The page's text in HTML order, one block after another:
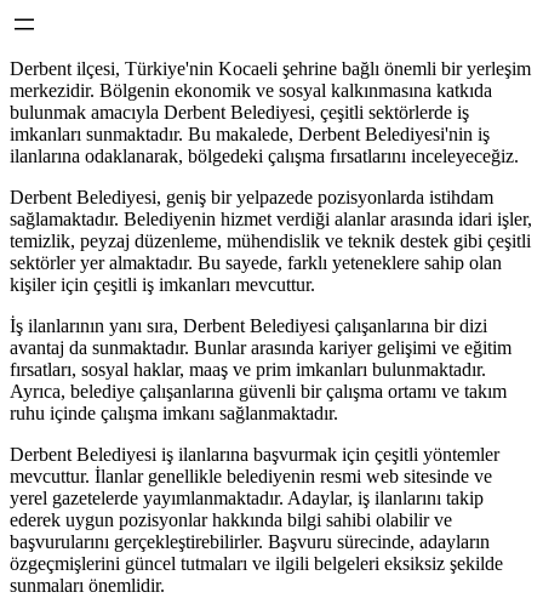
Derbent ilçesi, Türkiye'nin Kocaeli şehrine bağlı önemli bir yerleşim
merkezidir. Bölgenin ekonomik ve sosyal kalkınmasına katkıda
bulunmak amacıyla Derbent Belediyesi, çeşitli sektörlerde iş
imkanları sunmaktadır. Bu makalede, Derbent Belediyesi'nin iş
ilanlarına odaklanarak, bölgedeki çalışma fırsatlarını inceleyeceğiz.
Derbent Belediyesi, geniş bir yelpazede pozisyonlarda istihdam
sağlamaktadır. Belediyenin hizmet verdiği alanlar arasında idari işler,
temizlik, peyzaj düzenleme, mühendislik ve teknik destek gibi çeşitli
sektörler yer almaktadır. Bu sayede, farklı yeteneklere sahip olan
kişiler için çeşitli iş imkanları mevcuttur.
İş ilanlarının yanı sıra, Derbent Belediyesi çalışanlarına bir dizi
avantaj da sunmaktadır. Bunlar arasında kariyer gelişimi ve eğitim
fırsatları, sosyal haklar, maaş ve prim imkanları bulunmaktadır.
Ayrıca, belediye çalışanlarına güvenli bir çalışma ortamı ve takım
ruhu içinde çalışma imkanı sağlanmaktadır.
Derbent Belediyesi iş ilanlarına başvurmak için çeşitli yöntemler
mevcuttur. İlanlar genellikle belediyenin resmi web sitesinde ve
yerel gazetelerde yayımlanmaktadır. Adaylar, iş ilanlarını takip
ederek uygun pozisyonlar hakkında bilgi sahibi olabilir ve
başvurularını gerçekleştirebilirler. Başvuru sürecinde, adayların
özgeçmişlerini güncel tutmaları ve ilgili belgeleri eksiksiz şekilde
sunmaları önemlidir.